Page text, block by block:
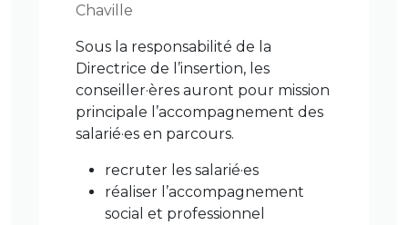
Chaville
Sous la responsabilité de la
Directrice de l’insertion, les
conseiller·ères auront pour mission
principale l’accompagnement des
salarié·es en parcours.
recruter les salarié·es
réaliser l’accompagnement
social et professionnel